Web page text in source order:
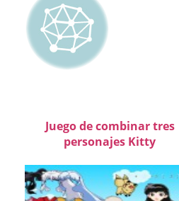
Juego de combinar tres
personajes Kitty